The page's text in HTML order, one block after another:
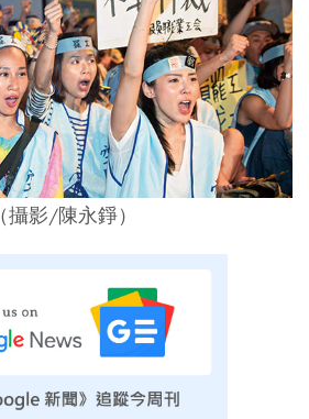
（攝影/陳永錚）